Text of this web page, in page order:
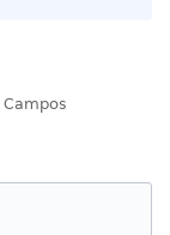
Campos